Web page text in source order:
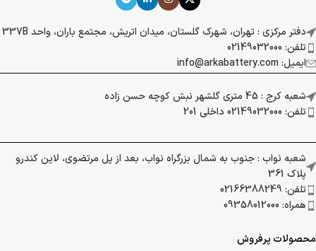
دفتر مرکزی : تهران، شهرک گلستان، میدان اتریش، مجتمع باران، واحد 337B
تلفن: 02149032000
ایمیل: info@arkabattery.com
شعبه کرج : 45 متری گلشهر نبش کوچه حسن زاده
تلفن: 02149032000 داخلی 201
شعبه نواب : جنوب به شمال بزرگراه نواب، بعد از پل مرتضوی، لاین کندرو
پلاک 361
تلفن: 02166388249
همراه: 09358012000
محصولات پرفروش